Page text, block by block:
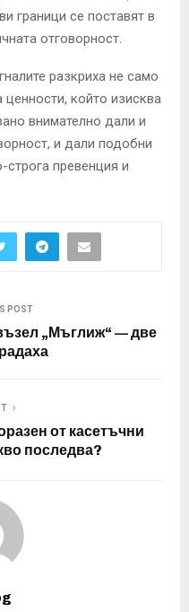
граници се поставят в
отговорност.
разкриха не само
който изисква
внимателно дали и
и дали подобни
превенция и
POST
„Мъглиж“ — две
от касетъчни
последва?